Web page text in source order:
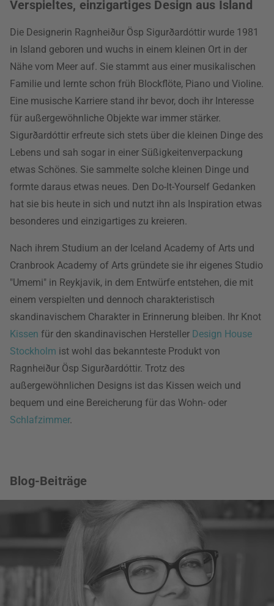
Verspieltes, einzigartiges Design aus Island
Die Designerin Ragnheiður Ösp Sigurðardóttir wurde 1981
in Island geboren und wuchs in einem kleinen Ort in der
Nähe vom Meer auf. Sie stammt aus einer musikalischen
Familie und lernte schon früh Blockflöte, Piano und Violine.
Eine musische Karriere stand ihr bevor, doch ihr Interesse
für außergewöhnliche Objekte war immer stärker.
Sigurðardóttir erfreute sich stets über die kleinen Dinge des
Lebens und sah sogar in einer Süßigkeitenverpackung
etwas Schönes. Sie sammelte solche kleinen Dinge und
formte daraus etwas neues. Den Do-It-Yourself Gedanken
hat sie bis heute in sich und nutzt ihn als Inspiration etwas
besonderes und einzigartiges zu kreieren.
Nach ihrem Studium an der Iceland Academy of Arts und
Cranbrook Academy of Arts gründete sie ihr eigenes Studio
"Umemi" in Reykjavik, in dem Entwürfe entstehen, die mit
einem verspielten und dennoch charakteristisch
skandinavischem Charakter in Erinnerung bleiben. Ihr Knot
Kissen für den skandinavischen Hersteller Design House
Stockholm ist wohl das bekannteste Produkt von
Ragnheiður Ösp Sigurðardóttir. Trotz des
außergewöhnlichen Designs ist das Kissen weich und
bequem und eine Bereicherung für das Wohn- oder
Schlafzimmer.
Blog-Beiträge